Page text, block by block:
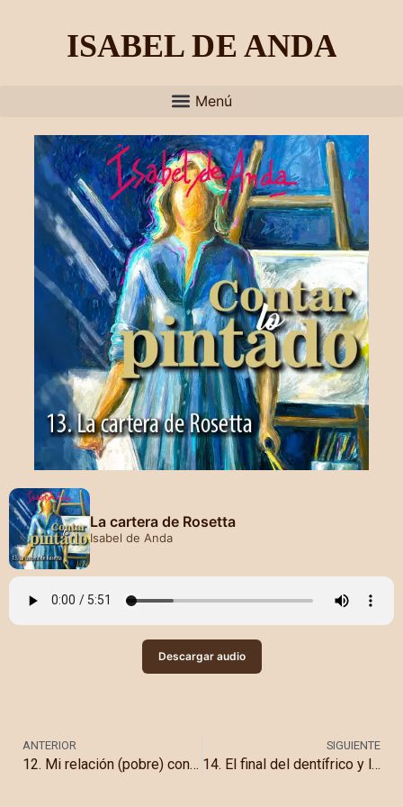
La cartera de Rosetta
Isabel de Anda
Descargar audio
ANTERIOR
12. Mi relación (pobre) con la música: la noche que escuché el piano
SIGUIENTE
14. El final del dentífrico y la visita de Rosalinda